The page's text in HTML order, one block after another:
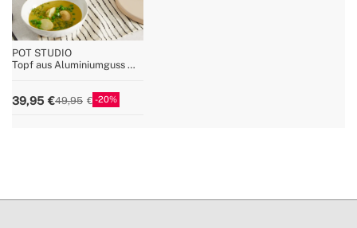
POT STUDIO
Topf aus Aluminiumguss mit
39,95 49,95 20